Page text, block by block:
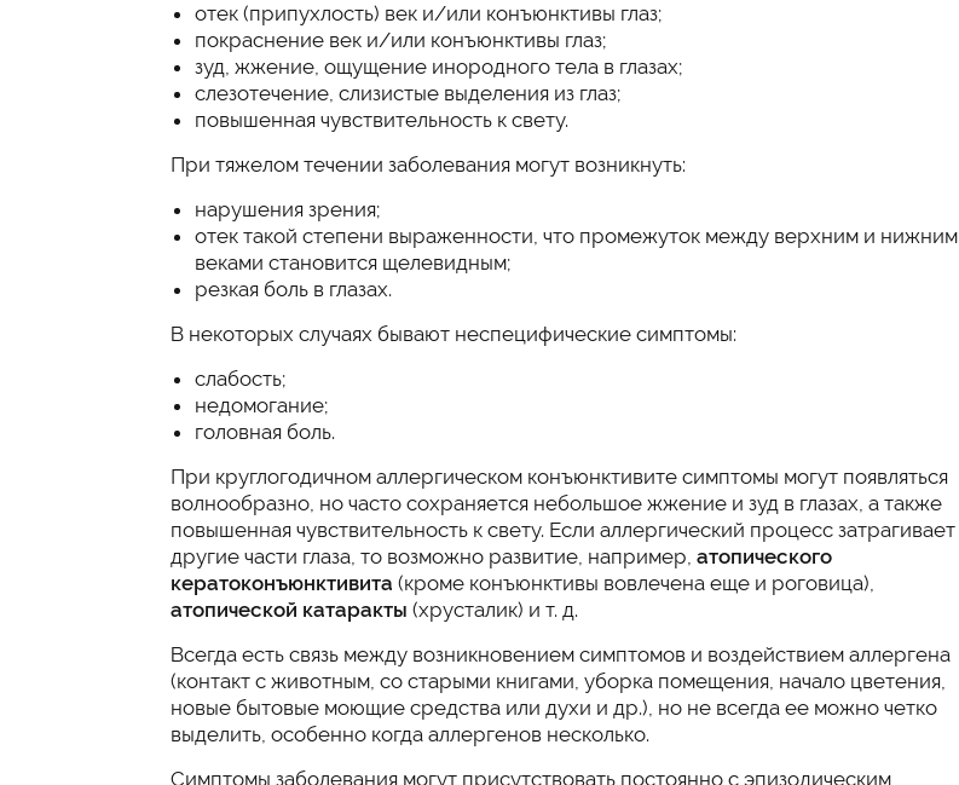
отек (припухлость) век и/или конъюнктивы глаз;
покраснение век и/или конъюнктивы глаз;
зуд, жжение, ощущение инородного тела в глазах;
слезотечение, слизистые выделения из глаз;
повышенная чувствительность к свету.
При тяжелом течении заболевания могут возникнуть:
нарушения зрения;
отек такой степени выраженности, что промежуток между верхним и нижним
веками становится щелевидным;
резкая боль в глазах.
В некоторых случаях бывают неспецифические симптомы:
слабость;
недомогание;
головная боль.
При круглогодичном аллергическом конъюнктивите симптомы могут появляться
волнообразно, но часто сохраняется небольшое жжение и зуд в глазах, а также
повышенная чувствительность к свету. Если аллергический процесс затрагивает
другие части глаза, то возможно развитие, например, атопического
кератоконъюнктивита (кроме конъюнктивы вовлечена еще и роговица),
атопической катаракты (хрусталик) и т. д.
Всегда есть связь между возникновением симптомов и воздействием аллергена
(контакт с животным, со старыми книгами, уборка помещения, начало цветения,
новые бытовые моющие средства или духи и др.), но не всегда ее можно четко
выделить, особенно когда аллергенов несколько.
Симптомы заболевания могут присутствовать постоянно с эпизодическим